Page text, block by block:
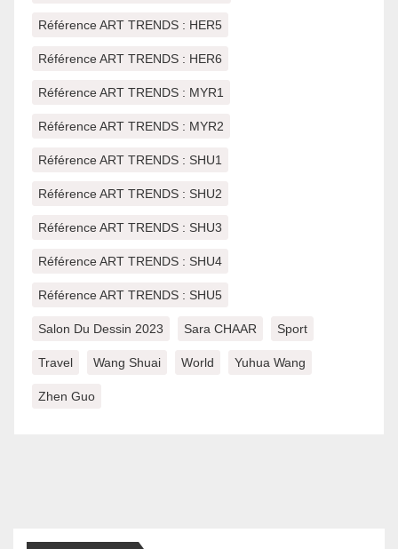
Référence ART TRENDS : HER5
Référence ART TRENDS : HER6
Référence ART TRENDS : MYR1
Référence ART TRENDS : MYR2
Référence ART TRENDS : SHU1
Référence ART TRENDS : SHU2
Référence ART TRENDS : SHU3
Référence ART TRENDS : SHU4
Référence ART TRENDS : SHU5
Salon Du Dessin 2023 Sara CHAAR Sport
Travel Wang Shuai World Yuhua Wang
Zhen Guo